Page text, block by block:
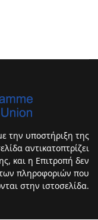
την υποστήριξη της
αντικατοπτρίζει
και η Επιτροπή δεν
πληροφοριών που
στην ιστοσελίδα.